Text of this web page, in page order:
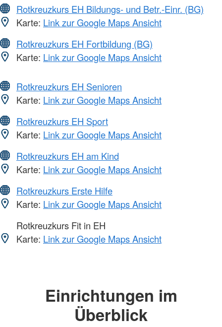
Rotkreuzkurs EH Bildungs- und Betr.-Einr. (BG)
Karte: Link zur Google Maps Ansicht
Rotkreuzkurs EH Fortbildung (BG)
Karte: Link zur Google Maps Ansicht
Rotkreuzkurs EH Senioren
Karte: Link zur Google Maps Ansicht
Rotkreuzkurs EH Sport
Karte: Link zur Google Maps Ansicht
Rotkreuzkurs EH am Kind
Karte: Link zur Google Maps Ansicht
Rotkreuzkurs Erste Hilfe
Karte: Link zur Google Maps Ansicht
Rotkreuzkurs Fit in EH
Karte: Link zur Google Maps Ansicht
Einrichtungen im
Überblick